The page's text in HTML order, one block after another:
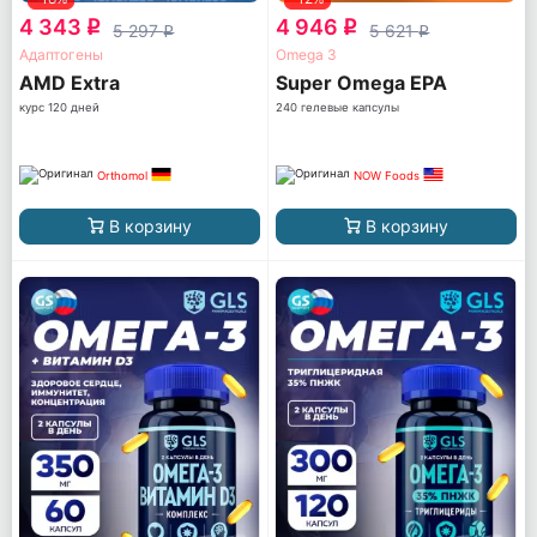
4 343 q 5 297q
Адаптогены
AМD Extra
курс 120 дней
Orthomol
В корзину
4 946 q 5 621q
Omega 3
Super Omega EPA
240 гелевые капсулы
NOW Foods
В корзину